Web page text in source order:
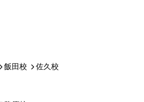
飯田校 佐久校